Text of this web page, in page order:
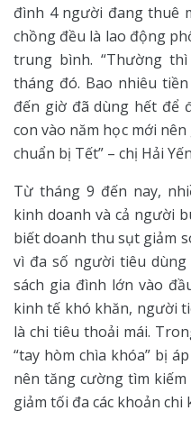
đình 4 người đang thuê
chồng đều là lao động
trung bình. “Thường
tháng đó. Bao nhiêu
đến giờ đã dùng hết để
con vào năm học mới
chuẩn bị Tết” – chị Hải
Từ tháng 9 đến nay,
kinh doanh và cả người
biết doanh thu sụt giảm
vì đa số người tiêu
sách gia đình lớn vào
kinh tế khó khăn, người
là chi tiêu thoải mái.
“tay hòm chìa khóa” bị
nên tăng cường tìm
giảm tối đa các khoản chi